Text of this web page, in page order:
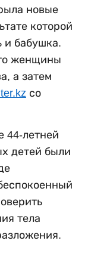
новые
которой
и бабушка.
женщины
а затем
со
44-летней
детей были
тела